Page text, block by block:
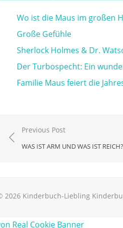
Wo ist die Maus im großen
Große Gefühle
Sherlock Holmes & Dr.
Der Turbospecht: Ein
Familie Maus feiert die
Beitragsnavigation
Previous Post
WAS IST ARM UND WAS IST REICH?
2026 Kinderbuch-Liebling
Real Cookie Banner